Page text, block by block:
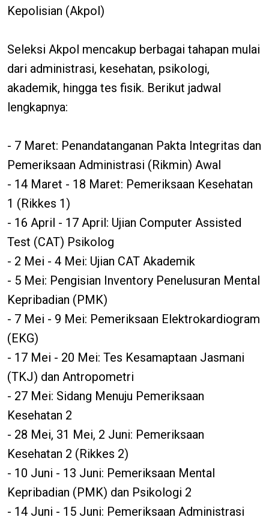
Kepolisian (Akpol)
Seleksi Akpol mencakup berbagai tahapan mulai
dari administrasi, kesehatan, psikologi,
akademik, hingga tes fisik. Berikut jadwal
lengkapnya:
- 7 Maret: Penandatanganan Pakta Integritas dan
Pemeriksaan Administrasi (Rikmin) Awal
- 14 Maret - 18 Maret: Pemeriksaan Kesehatan
1 (Rikkes 1)
- 16 April - 17 April: Ujian Computer Assisted
Test (CAT) Psikolog
- 2 Mei - 4 Mei: Ujian CAT Akademik
- 5 Mei: Pengisian Inventory Penelusuran Mental
Kepribadian (PMK)
- 7 Mei - 9 Mei: Pemeriksaan Elektrokardiogram
(EKG)
- 17 Mei - 20 Mei: Tes Kesamaptaan Jasmani
(TKJ) dan Antropometri
- 27 Mei: Sidang Menuju Pemeriksaan
Kesehatan 2
- 28 Mei, 31 Mei, 2 Juni: Pemeriksaan
Kesehatan 2 (Rikkes 2)
- 10 Juni - 13 Juni: Pemeriksaan Mental
Kepribadian (PMK) dan Psikologi 2
- 14 Juni - 15 Juni: Pemeriksaan Administrasi